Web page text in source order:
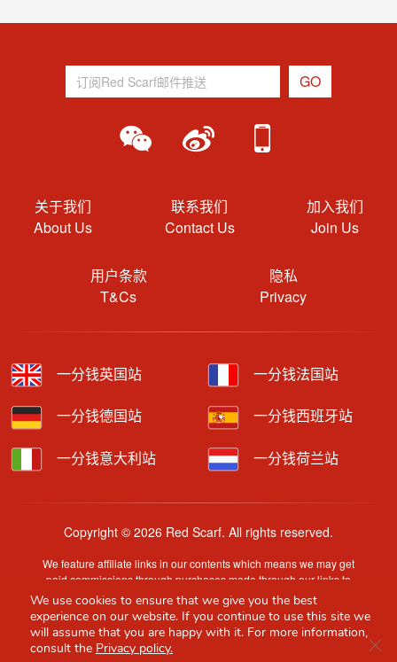
关于我们
About Us
联系我们
Contact Us
加入我们
Join Us
用户条款
T&Cs
隐私
Privacy
一分钱英国站 一分钱法国站
一分钱德国站 一分钱西班牙站
一分钱意大利站 一分钱荷兰站
Copyright © 2026 Red Scarf. All rights reserved.
We feature affiliate links in our contents which means we may get
paid commissions through purchases made through our links to
retailer sites.
Content is provided by users, brands or merchants. Some
information may have been generated by AI and is provided for
guidance only. Accuracy and availability may change without prior
We use cookies to ensure that we give you the best
experience on our website. If you continue to use this site we
will assume that you are happy with it. For more information,
consult the Privacy policy.